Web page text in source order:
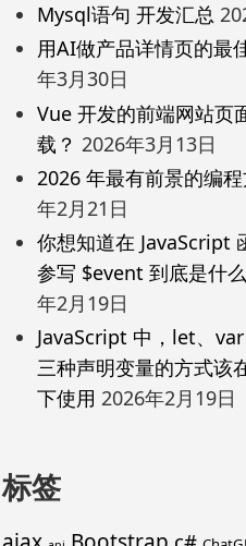
Mysql语句 开发汇总
用AI做产品详情页的最
年3月30日
Vue 开发的前端网站页
载？ 2026年3月13日
2026 年最有前景的编程
年2月21日
你想知道在 JavaScript
参写 $event 到底是什
年2月19日
JavaScript 中，let、
三种声明变量的方式该
下使用 2026年2月19日
标签